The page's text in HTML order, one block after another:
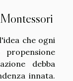
che ogni
propensione
debba
innata.